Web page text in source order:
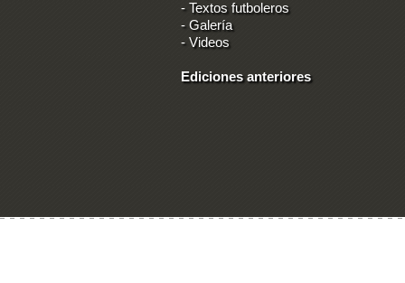
- Textos futboleros
-Galería
-Videos
Ediciones anteriores